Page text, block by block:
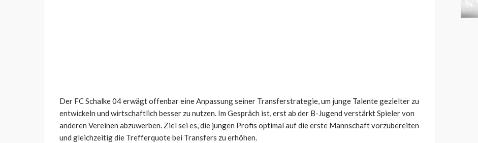
Der FC Schalke 04 erwägt offenbar eine Anpassung seiner Transferstrategie, um junge Talente gezielter zu
entwickeln und wirtschaftlich besser zu nutzen. Im Gespräch ist, erst ab der B-Jugend verstärkt Spieler von
anderen Vereinen abzuwerben. Ziel sei es, die jungen Profis optimal auf die erste Mannschaft vorzubereiten
und gleichzeitig die Trefferquote bei Transfers zu erhöhen.